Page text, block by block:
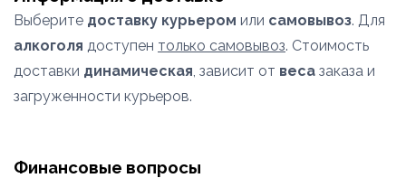
Выберите доставку курьером или самовывоз. Для
алкоголя доступен только самовывоз. Стоимость
доставки динамическая, зависит от веса заказа и
загруженности курьеров.
Финансовые вопросы